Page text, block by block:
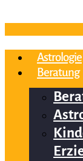
Astrologie
Beratung